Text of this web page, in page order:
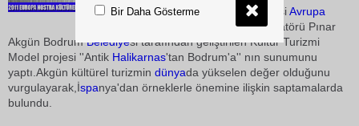
Toplantıda Bodrum Belediye siAvrupa
ve Dış İlişkiler Koordinatörü Pınar
Akgün BodrumBelediyesi tarafından geliştirilen Kültür Turizmi
Model projesi ''Antik Halikarnas'tan Bodrum'a'' nın sunumunu
yaptı.Akgün kültürel turizmin dünyada yükselen değer olduğunu
vurgulayarak,İspanya'dan örneklerle önemine ilişkin saptamalarda
bulundu.
Bir Daha Gösterme